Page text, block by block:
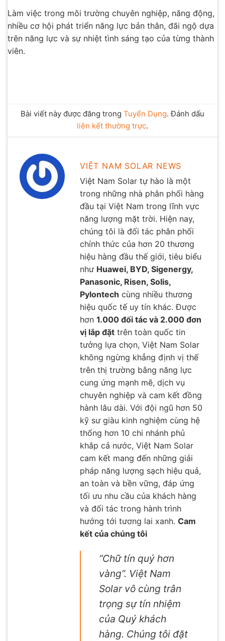
Làm việc trong môi trường chuyên nghiệp, năng động,
nhiều cơ hội phát triển năng lực bản thân, đãi ngộ dựa
trên năng lực và sự nhiệt tình sáng tạo của từng thành
viên.
Bài viết này được đăng trong Tuyển Dụng. Đánh dấu
liên kết thường trực.
VIỆT NAM SOLAR NEWS
Việt Nam Solar tự hào là một
trong những nhà phân phối hàng
đầu tại Việt Nam trong lĩnh vực
năng lượng mặt trời. Hiện nay,
chúng tôi là đối tác phân phối
chính thức của hơn 20 thương
hiệu hàng đầu thế giới, tiêu biểu
như Huawei, BYD, Sigenergy,
Panasonic, Risen, Solis,
Pylontech cùng nhiều thương
hiệu quốc tế uy tín khác. Được
hơn 1.000 đối tác và 2.000 đơn
vị lắp đặt trên toàn quốc tin
tưởng lựa chọn, Việt Nam Solar
không ngừng khẳng định vị thế
trên thị trường bằng năng lực
cung ứng mạnh mẽ, dịch vụ
chuyên nghiệp và cam kết đồng
hành lâu dài. Với đội ngũ hơn 50
kỹ sư giàu kinh nghiệm cùng hệ
thống hơn 10 chi nhánh phủ
khắp cả nước, Việt Nam Solar
cam kết mang đến những giải
pháp năng lượng sạch hiệu quả,
an toàn và bền vững, đáp ứng
tối ưu nhu cầu của khách hàng
và đối tác trong hành trình
hướng tới tương lai xanh. Cam
kết của chúng tôi
“Chữ tín quý hơn
vàng”. Việt Nam
Solar vô cùng trân
trọng sự tín nhiệm
của Quý khách
hàng. Chúng tôi đặt